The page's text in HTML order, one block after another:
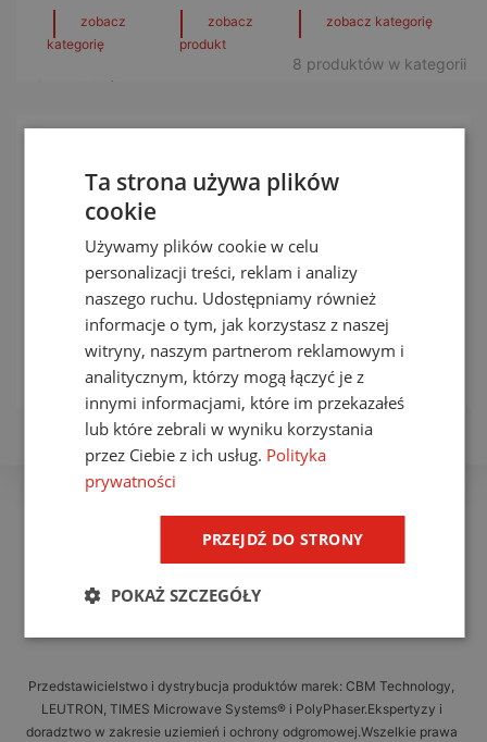
zobacz
kategorię
9 produktów w
zobacz
produkt
zobacz kategorię
8 produktów w kategorii
Miernik LP-SPT
zobacz produkt
Przedstawicielstwo i dystrybucja produktów marek: CBM Technology,
LEUTRON, TIMES Microwave Systems® i PolyPhaser.Ekspertyzy i
doradztwo w zakresie uziemień i ochrony odgromowej.Wszelkie prawa
Ta strona używa plików
cookie
Używamy plików cookie w celu
personalizacji treści, reklam i analizy
naszego ruchu. Udostępniamy również
informacje o tym, jak korzystasz z naszej
witryny, naszym partnerom reklamowym i
analitycznym, którzy mogą łączyć je z
innymi informacjami, które im przekazałeś
lub które zebrali w wyniku korzystania
przez Ciebie z ich usług. Polityka
prywatności
PRZEJDŹ DO STRONY
POKAŻ SZCZEGÓŁY